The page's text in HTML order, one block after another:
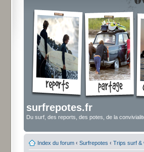
surfrepotes.fr
Du surf, des reports, des potes, de la
Index du forum ‹ Surfrepotes ‹ Trips surf &